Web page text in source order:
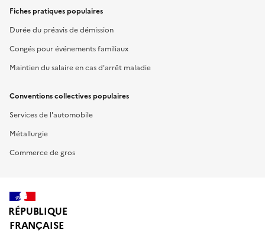
Fiches pratiques populaires
Durée du préavis de démission
Congés pour événements familiaux
Maintien du salaire en cas d'arrêt maladie
Conventions collectives populaires
Services de l'automobile
Métallurgie
Commerce de gros
RÉPUBLIQUE
FRANÇAISE